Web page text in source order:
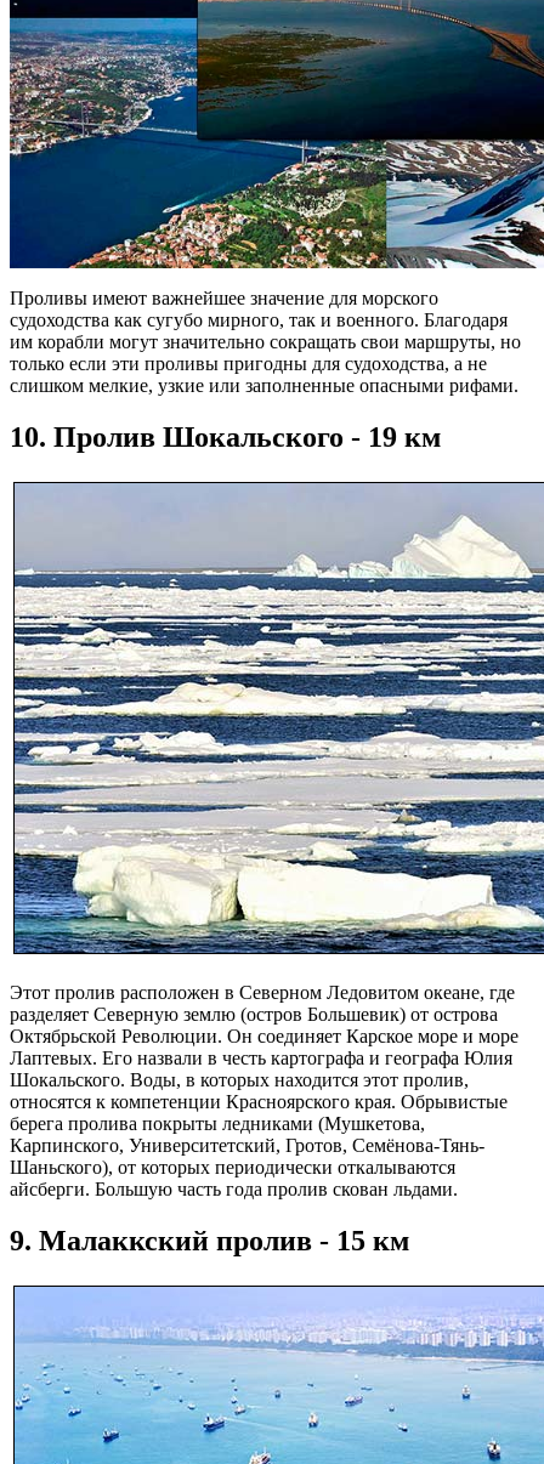
Проливы имеют важнейшее значение для морского
судоходства как сугубо мирного, так и военного. Благодаря
им корабли могут значительно сокращать свои маршруты, но
только если эти проливы пригодны для судоходства, а не
слишком мелкие, узкие или заполненные опасными рифами.
10. Пролив Шокальского - 19 км
Этот пролив расположен в Северном Ледовитом океане, где
разделяет Северную землю (остров Большевик) от острова
Октябрьской Революции. Он соединяет Карское море и море
Лаптевых. Его назвали в честь картографа и географа Юлия
Шокальского. Воды, в которых находится этот пролив,
относятся к компетенции Красноярского края. Обрывистые
берега пролива покрыты ледниками (Мушкетова,
Карпинского, Университетский, Гротов, Семёнова-Тянь-
Шаньского), от которых периодически откалываются
айсберги. Большую часть года пролив скован льдами.
9. Малаккский пролив - 15 км